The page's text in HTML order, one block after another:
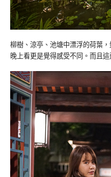
柳樹、涼亭、池塘中漂浮的荷葉
晚上看更是覺得感受不同。而且